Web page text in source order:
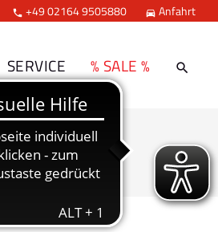
 +49 02164 9505880  Anfahrt
SERVICE % SALE %